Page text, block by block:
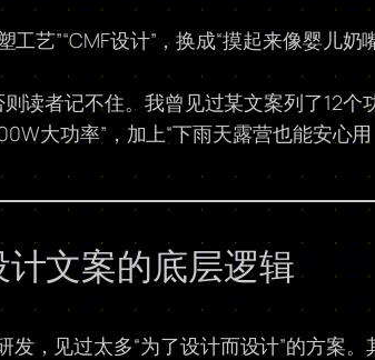
艺”“CMF设计”，换成“摸起来像婴儿
读者记不住。我曾见过某文案列了12个
大功率”，加上“下雨天露营也能安心
文案的底层逻辑
，见过太多“为了设计而设计”的方案。